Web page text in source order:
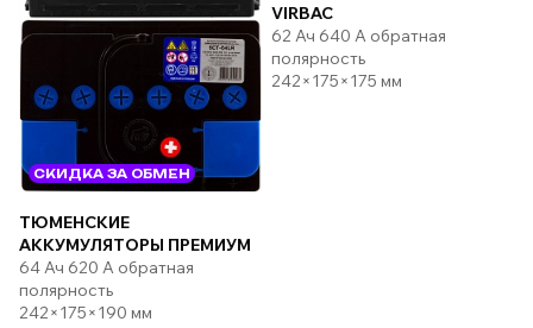
СКИДКА ЗА ОБМЕН
ТЮМЕНСКИЕ
АККУМУЛЯТОРЫ ПРЕМИУМ
64 Ач 620 А обратная
полярность
242×175×190 мм
VIRBAC
62 Ач 640 А обратная
полярность
242×175×175 мм